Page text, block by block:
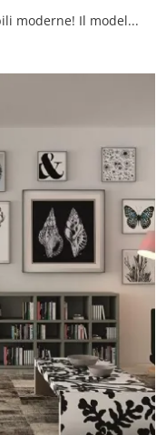
Clicca e scopri le Librerie componibili moderne! Il modello Alfabeto 04 De Rosso saprà ultimare un soggiorno dinamico e operativo.